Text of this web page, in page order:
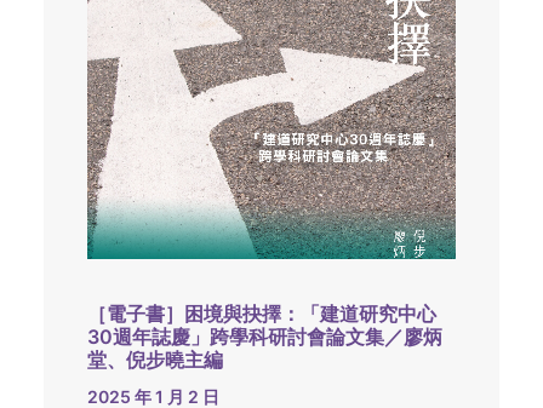
［電子書］困境與抉擇：「建道研究中心
30週年誌慶」跨學科研討會論文集／廖炳
堂、倪步曉主編
2025 年 1 月 2 日